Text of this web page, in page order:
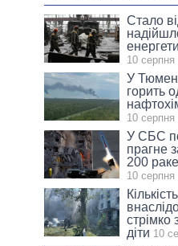
Стало
10
У
горить
10
У СБС
прагне
200
10
стрімко
діти 10